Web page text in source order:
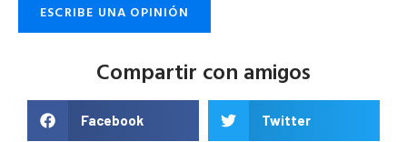
ESCRIBE UNA OPINIÓN
Compartir con amigos
Facebook Twitter